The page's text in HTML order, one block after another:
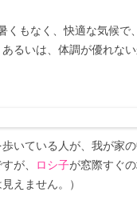
もなく、快適な気候で、
るいは、体調が優れな
いている人が、我が家
が、
ロシ子が窓際すぐ
えません。）